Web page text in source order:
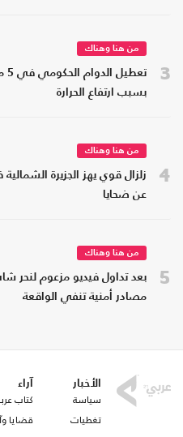
3
من هنا وهناك
بسبب ارتفاع الحرارة
4
من هنا وهناك
زلزال قوي يهز الجزيرة الشمالية
عن ضحايا
5
من هنا وهناك
بعد تداول فيديو مزعوم لنحر
مصادر أمنية تنفي الواقعة
الأخبار
سياسة
تغطيات
آراء
كتاب
قضايا